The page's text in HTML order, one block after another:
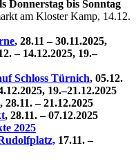
Donnerstag bis Sonntag
am Kloster Kamp, 14.12.
, 28.11 – 30.11.2025,
– 14.12.2025, 19.–
Schloss Türnich, 05.12.
19.–21.12.2025
, 28.11. – 21.12.2025
, 28.11. – 07.12.2025
2025
17.11. –